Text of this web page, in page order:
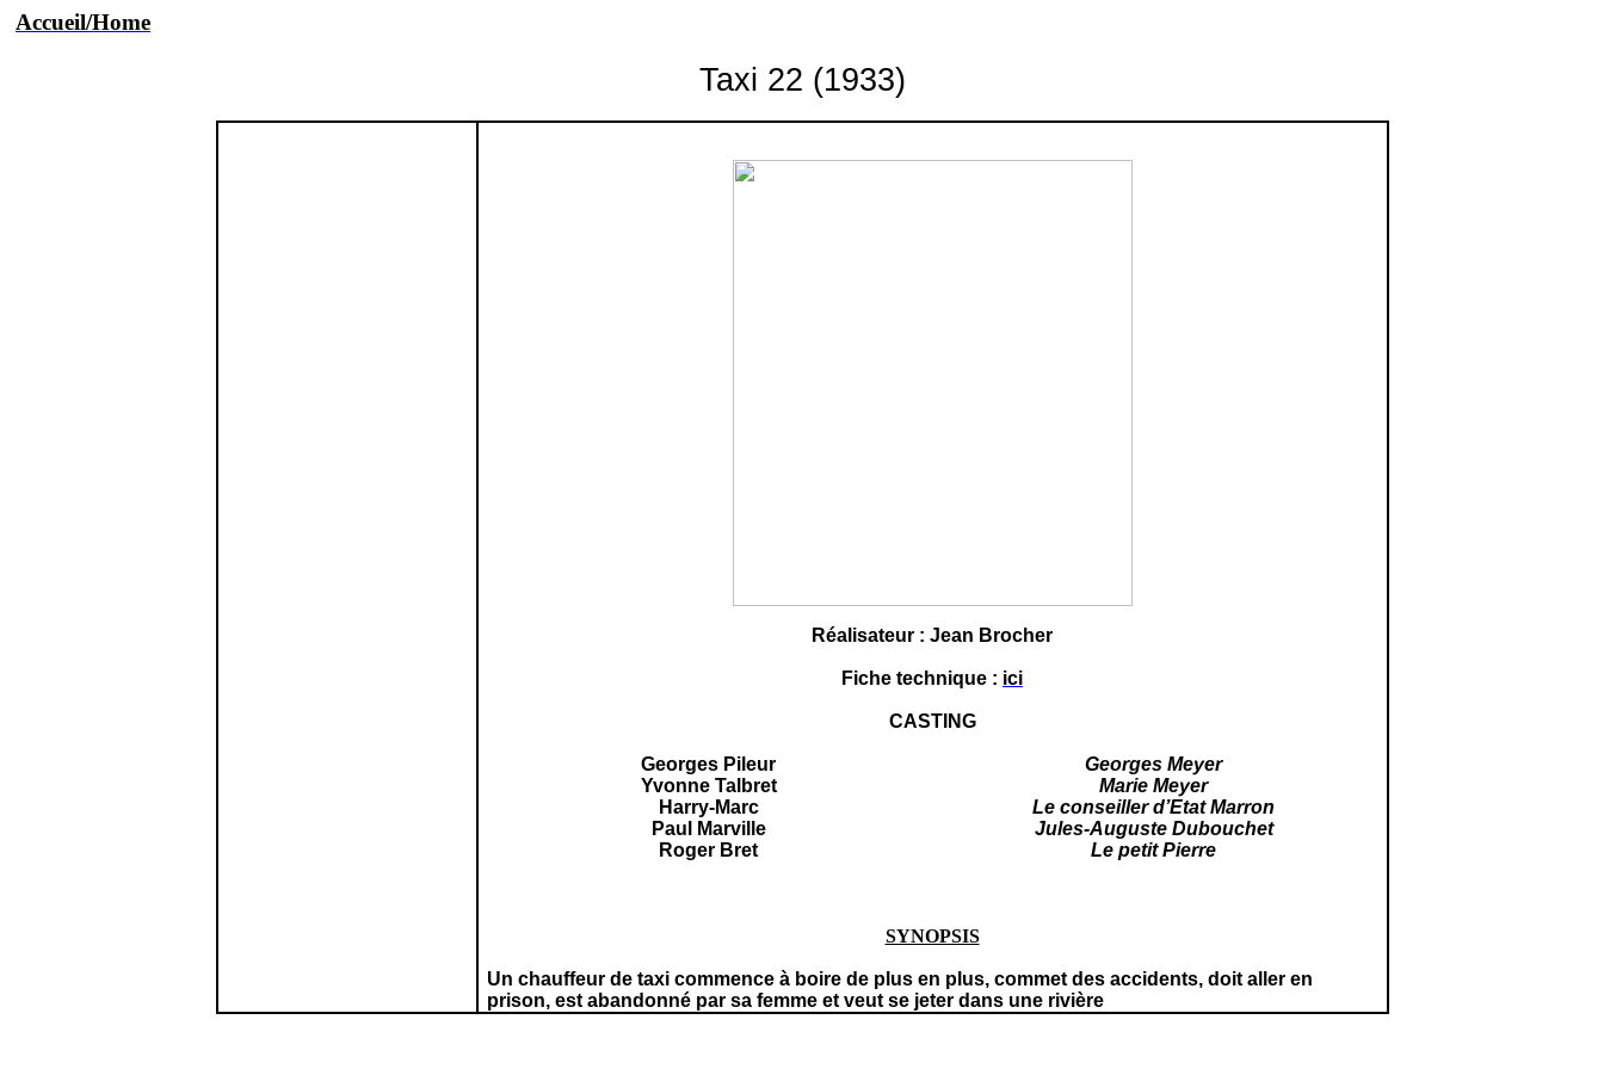
Accueil/Home
Taxi 22 (1933)
Réalisateur : Jean Brocher
Fiche technique : ici
CASTING
Georges Pileur
Georges Meyer
Yvonne Talbret
Marie Meyer
Harry-Marc
Le conseiller d’Etat Marron
Paul Marville
Jules-Auguste Dubouchet
Roger Bret
Le petit Pierre
SYNOPSIS
Un chauffeur de taxi commence à boire de plus en plus, commet des accidents, doit aller en
prison, est abandonné par sa femme et veut se jeter dans une rivière